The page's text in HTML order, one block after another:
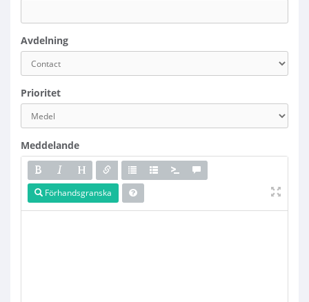
Avdelning
Prioritet
Meddelande
Förhandsgranska